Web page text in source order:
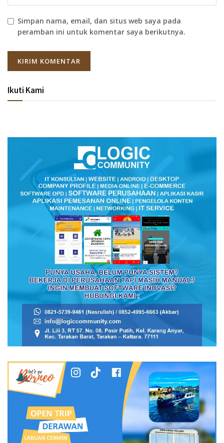
Simpan nama, email, dan situs web saya pada
peramban ini untuk komentar saya berikutnya.
Ikuti Kami